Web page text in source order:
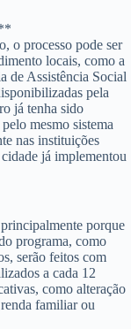
o processo pode ser
locais, como a
de Assistência Social
pela
já tenha sido
mesmo sistema
nas instituições
já implementou
porque
programa, como
serão feitos com
a cada 12
como alteração
familiar ou